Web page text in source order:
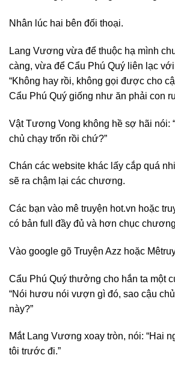
Nhân lúc hai bên đối thoại.
Lang Vương vừa để thuộc hạ mình
càng, vừa để Cẩu Phú Quý liên lạc
“Không hay rồi, không gọi được cho
Cẩu Phú Quý giống như ăn phải con
Vật Tương Vong không hề sợ hãi nói:
chủ chạy trốn rồi chứ?”
Chán các website khác lấy cắp quá
sẽ ra chậm lại các chương.
Các bạn vào mê truyện hot.vn hoặc
có bản full đầy đủ và hơn chục
Vào google gõ Truyện Azz hoặc
Cẩu Phú Quý thưởng cho hắn ta một
“Nói hươu nói vượn gì đó, sao cậu
này?”
Mắt Lang Vương xoay tròn, nói: “Hai
tôi trước đi.”